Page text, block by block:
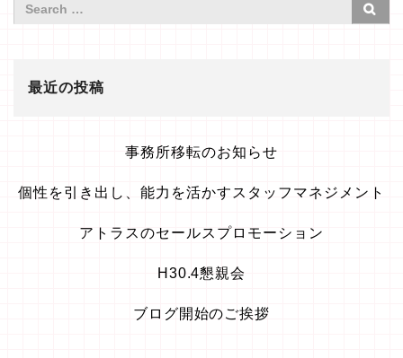
最近の投稿
事務所移転のお知らせ
個性を引き出し、能力を活かすスタッフマネジメント
アトラスのセールスプロモーション
H30.4懇親会
ブログ開始のご挨拶